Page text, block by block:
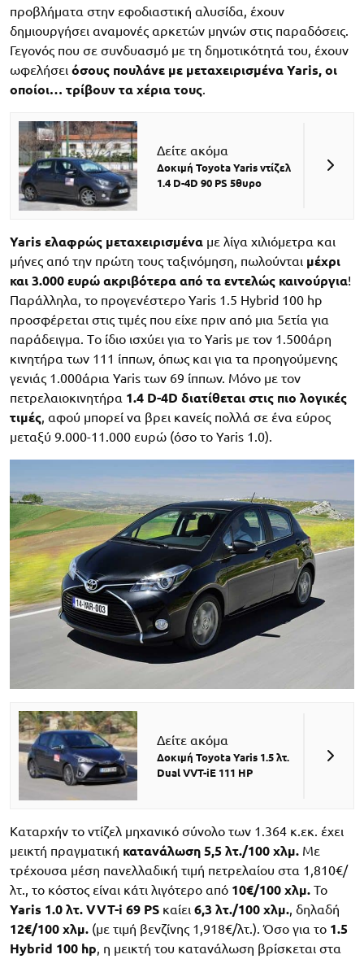
προβλήματα στην εφοδιαστική αλυσίδα, έχουν
δημιουργήσει αναμονές αρκετών μηνών στις παραδόσεις.
Γεγονός που σε συνδυασμό με τη δημοτικότητά του, έχουν
ωφελήσει όσους πουλάνε με μεταχειρισμένα Yaris, οι
οποίοι… τρίβουν τα χέρια τους.
Δείτε ακόμα
Δοκιμή Toyota Yaris ντίζελ
1.4 D-4D 90 PS 5θυρο
Yaris ελαφρώς μεταχειρισμένα με λίγα χιλιόμετρα και
μήνες από την πρώτη τους ταξινόμηση, πωλούνται μέχρι
και 3.000 ευρώ ακριβότερα από τα εντελώς καινούργια!
Παράλληλα, το προγενέστερο Yaris 1.5 Hybrid 100 hp
προσφέρεται στις τιμές που είχε πριν από μια 5ετία για
παράδειγμα. Tο ίδιο ισχύει για το Yaris με τον 1.500άρη
κινητήρα των 111 ίππων, όπως και για τα προηγούμενης
γενιάς 1.000άρια Yaris των 69 ίππων. Μόνο με τον
πετρελαιοκινητήρα 1.4 D-4D διατίθεται στις πιο λογικές
τιμές , αφού μπορεί να βρει κανείς πολλά σε ένα εύρος
μεταξύ 9.000-11.000 ευρώ (όσο το Yaris 1.0).
Δείτε ακόμα
Δοκιμή Toyota Yaris 1.5 λτ.
Dual VVT-iE 111 HP
Καταρχήν το ντίζελ μηχανικό σύνολο των 1.364 κ.εκ. έχει
μεικτή πραγματική κατανάλωση 5,5 λτ./100 χλμ. Με
τρέχουσα μέση πανελλαδική τιμή πετρελαίου στα 1,810€/
λτ., το κόστος είναι κάτι λιγότερο από 10€/100 χλμ. Το
Yaris 1.0 λτ. VVT-i 69 PS καίει 6,3 λτ./100 χλμ., δηλαδή
12€/100 χλμ. (με τιμή βενζίνης 1,918€/λτ.). Όσο για το 1.5
Hybrid 100 hp, η μεικτή του κατανάλωση βρίσκεται στα